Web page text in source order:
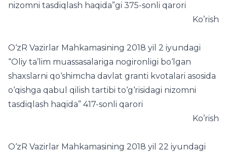
nizomni tasdiqlash haqida”gi 375-sonli qarori
Ko’rish
O‘zR Vazirlar Mahkamasining 2018 yil 2 iyundagi
“Oliy ta’lim muassasalariga nogironligi bo‘lgan
shaxslarni qo‘shimcha davlat granti kvotalari asosida
o‘qishga qabul qilish tartibi to‘g‘risidagi nizomni
tasdiqlash haqida” 417-sonli qarori
Ko’rish
O‘zR Vazirlar Mahkamasining 2018 yil 22 iyundagi